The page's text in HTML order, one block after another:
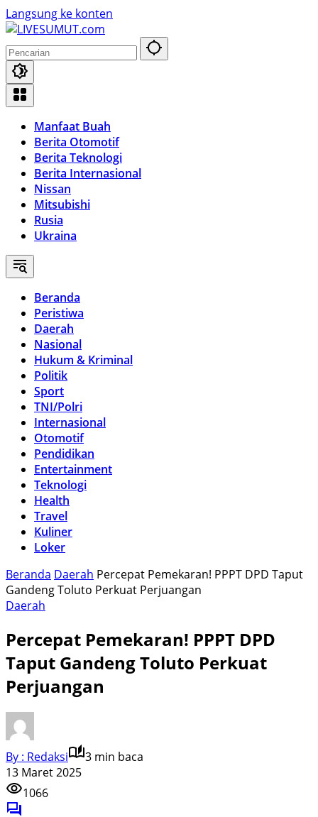
Langsung ke konten
Manfaat Buah
Berita Otomotif
Berita Teknologi
Berita Internasional
Nissan
Mitsubishi
Rusia
Ukraina
Beranda
Peristiwa
Daerah
Nasional
Hukum & Kriminal
Politik
Sport
TNI/Polri
Internasional
Otomotif
Pendidikan
Entertainment
Teknologi
Health
Travel
Kuliner
Loker
Beranda Daerah Percepat Pemekaran! PPPT DPD Taput
Gandeng Toluto Perkuat Perjuangan
Daerah
Percepat Pemekaran! PPPT DPD
Taput Gandeng Toluto Perkuat
Perjuangan
By : Redaksi
3 min baca
13 Maret 2025
1066